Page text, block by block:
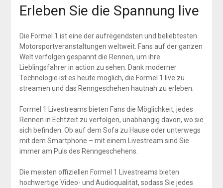
Erleben Sie die Spannung live
Die Formel 1 ist eine der aufregendsten und beliebtesten
Motorsportveranstaltungen weltweit. Fans auf der ganzen
Welt verfolgen gespannt die Rennen, um ihre
Lieblingsfahrer in action zu sehen. Dank moderner
Technologie ist es heute möglich, die Formel 1 live zu
streamen und das Renngeschehen hautnah zu erleben.
Formel 1 Livestreams bieten Fans die Möglichkeit, jedes
Rennen in Echtzeit zu verfolgen, unabhängig davon, wo sie
sich befinden. Ob auf dem Sofa zu Hause oder unterwegs
mit dem Smartphone – mit einem Livestream sind Sie
immer am Puls des Renngeschehens.
Die meisten offiziellen Formel 1 Livestreams bieten
hochwertige Video- und Audioqualität, sodass Sie jedes